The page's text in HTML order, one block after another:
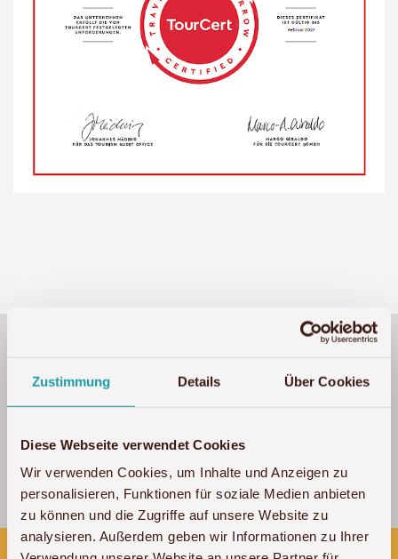
Zustimmung Details Über Cookies
Diese Webseite verwendet Cookies
Wir verwenden Cookies, um Inhalte und Anzeigen zu
personalisieren, Funktionen für soziale Medien anbieten
zu können und die Zugriffe auf unsere Website zu
analysieren. Außerdem geben wir Informationen zu Ihrer
Ginny & Raphael
Tansania/ 2025
In Tansania haben wir unsere erste Safari
überhaupt erlebt.Mehr lesen »